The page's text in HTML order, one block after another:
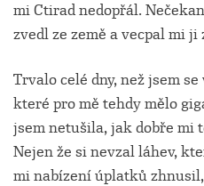
mi Ctirad nedopřál.
zvedl ze země a vecpal mi ji
Trvalo celé dny, než jsem
které pro mě tehdy mělo
jsem netušila, jak dobře mi
Nejen že si nevzal láhev,
mi nabízení úplatků zhnusil,